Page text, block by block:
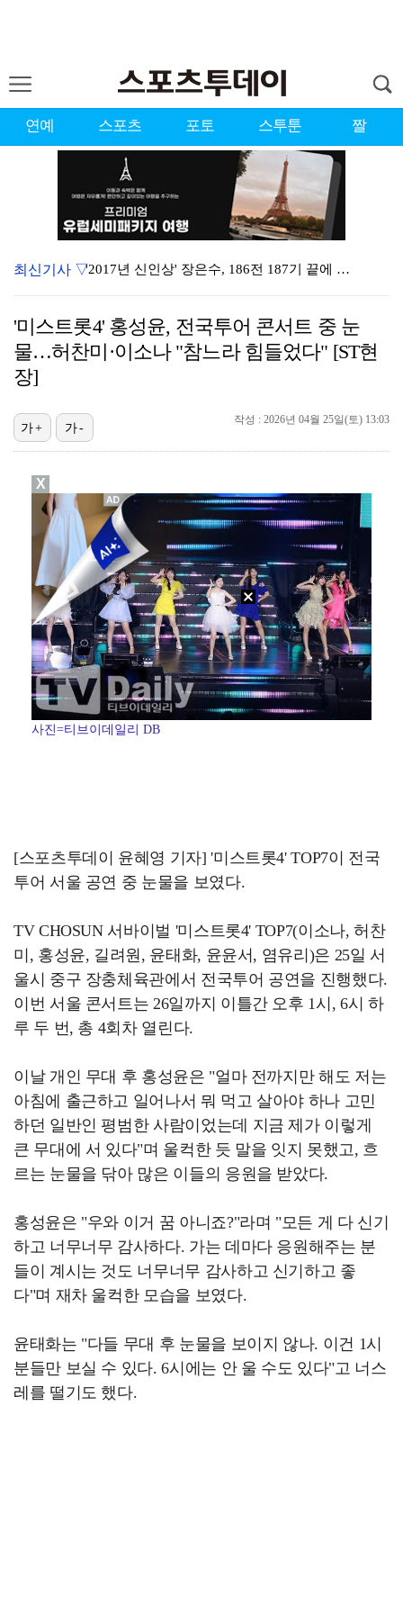
연예 스포츠 포토 스투툰 짤
'2017년 신인상' 장은수, 186전 187기 끝에 …
'유부녀 킬러' 무진성, 천재 해커의 냉철·허당미 오가…
[ST포토] 장은수, KLPGA 첫 우승
[ST포토] 눈물 훔치는 장은수
[ST포토] 장은수, 우승 축하 물허벅 세레머니
[ST포토] 장은수, 제주 삼다수 마스터즈 우승
최신기사 ▽
'미스트롯4' 홍성윤, 전국투어 콘서트 중 눈
물…허찬미·이소나 "참느라 힘들었다" [ST현
장]
작성 : 2026년 04월 25일(토) 13:03
가+ 가-
사진=티브이데일리 DB
[스포츠투데이 윤혜영 기자] '미스트롯4' TOP7이 전국
투어 서울 공연 중 눈물을 보였다.
TV CHOSUN 서바이벌 '미스트롯4' TOP7(이소나, 허찬
미, 홍성윤, 길려원, 윤태화, 윤윤서, 염유리)은 25일 서
울시 중구 장충체육관에서 전국투어 공연을 진행했다.
이번 서울 콘서트는 26일까지 이틀간 오후 1시, 6시 하
루 두 번, 총 4회차 열린다.
이날 개인 무대 후 홍성윤은 "얼마 전까지만 해도 저는
아침에 출근하고 일어나서 뭐 먹고 살아야 하나 고민
하던 일반인 평범한 사람이었는데 지금 제가 이렇게
큰 무대에 서 있다"며 울컥한 듯 말을 잇지 못했고, 흐
르는 눈물을 닦아 많은 이들의 응원을 받았다.
홍성윤은 "우와 이거 꿈 아니죠?"라며 "모든 게 다 신기
하고 너무너무 감사하다. 가는 데마다 응원해주는 분
들이 계시는 것도 너무너무 감사하고 신기하고 좋
다"며 재차 울컥한 모습을 보였다.
윤태화는 "다들 무대 후 눈물을 보이지 않나. 이건 1시
분들만 보실 수 있다. 6시에는 안 울 수도 있다"고 너스
레를 떨기도 했다.
X